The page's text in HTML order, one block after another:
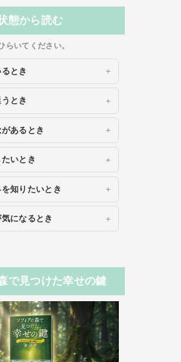
態から読む
らいてください。
とき
とき
あるとき
いとき
知りたいとき
になるとき
で見つけた幸せの鍵